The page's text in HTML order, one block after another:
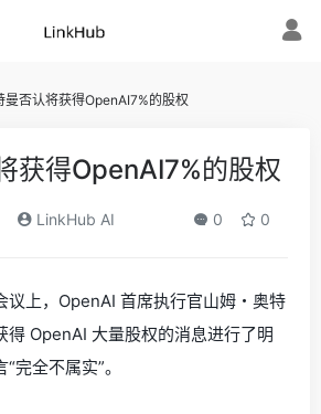
曼否认将获得OpenAI7%的股权
获得OpenAI7%的股权
LinkHub AI 0 0
议上，OpenAI 首席执行官山姆・奥特
得 OpenAI 大量股权的消息进行了明
完全不属实”。